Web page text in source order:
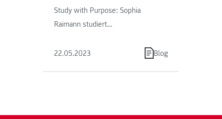
Study with Purpose: Sophia
Raimann studiert
22.05.2023
Blog